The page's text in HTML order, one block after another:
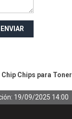
ENVIAR
Chips para Toner
19/09/2025 14:00